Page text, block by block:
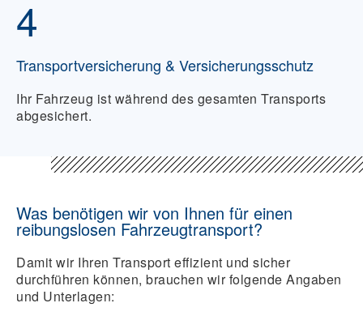
4
Transportversicherung & Versicherungsschutz
Ihr Fahrzeug ist während des gesamten Transports
abgesichert.
Was benötigen wir von Ihnen für einen
reibungslosen Fahrzeugtransport?
Damit wir Ihren Transport effizient und sicher
durchführen können, brauchen wir folgende Angaben
und Unterlagen: